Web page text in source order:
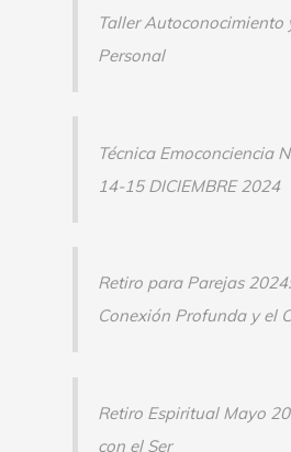
Taller Autoconocimiento
Personal
Técnica Emoconciencia
14-15 DICIEMBRE 2024
Retiro para Parejas
Conexión Profunda y el
Retiro Espiritual Mayo
con el Ser